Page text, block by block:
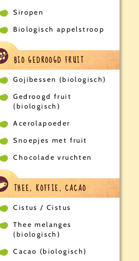
Siropen
Biologisch appelstroop
BIO GEDROOGD FRUIT
Gojibessen (biologisch)
Gedroogd fruit
(biologisch)
Acerolapoeder
Snoepjes met fruit
Chocolade vruchten
THEE, KOFFIE, CACAO
Cistus / Cistus
Thee melanges
(biologisch)
Cacao (biologisch)